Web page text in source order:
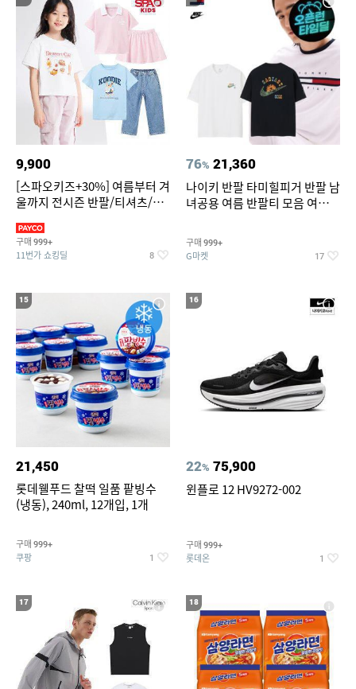
9,900
[스파오키즈+30%] 여름부터 겨
울까지 전시즌 반팔/티셔츠/셋
구매 999+
11번가 쇼킹딜 8
76% 21,360
나이키 반팔 타미힐피거 반팔 남
녀공용 여름 반팔티 모음 여름
구매 999+
G마켓 17
15
21,450
롯데웰푸드 찰떡 일품 팥빙수
(냉동), 240ml, 12개입, 1개
구매 999+
쿠팡 1
16
22% 75,900
윈플로 12 HV9272-002
구매 999+
롯데온 1
17 18